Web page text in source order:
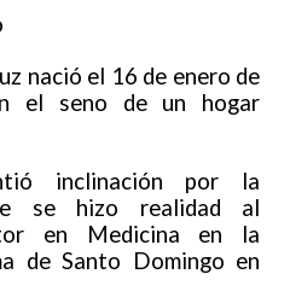
nació el 16 de enero de
el seno de un hogar
inclinación por la
se hizo realidad al
en Medicina en la
de Santo Domingo en